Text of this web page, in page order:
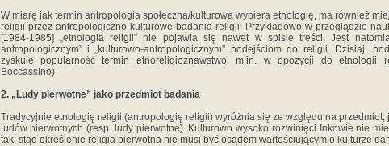
W miarę jak termin antropologia społeczna/kulturowa wypiera etnologię, ma również
religii przez antropologiczno-kulturowe badania religii. Przykładowo w przeglądzie
[1984-1985] „etnologia religii” nie pojawia się nawet w spisie treści. Jest
antropologicznym” i „kulturowo-antropologicznym” podejściom do religii. Dzisiaj,
zyskuje popularność termin etnoreligioznawstwo, m.in. w opozycji do etnologii
Boccassino).
2. „Ludy pierwotne” jako przedmiot badania
Tradycyjnie etnologię religii (antropologię religii) wyróżnia się ze względu na
ludów pierwotnych (resp. ludy pierwotne). Kulturowo wysoko rozwinięci Inkowie nie
tak, stąd określenie religia pierwotna nie musi być osądem wartościującym o kulturze